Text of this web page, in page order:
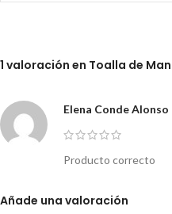
1 valoración en Toalla de
Elena Conde Alonso
Producto correcto
Añade una valoración